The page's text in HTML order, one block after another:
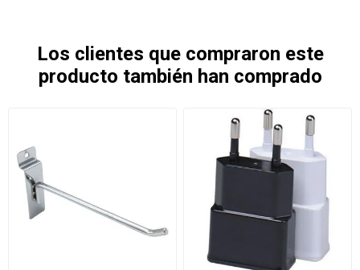
Los clientes que compraron este
producto también han comprado